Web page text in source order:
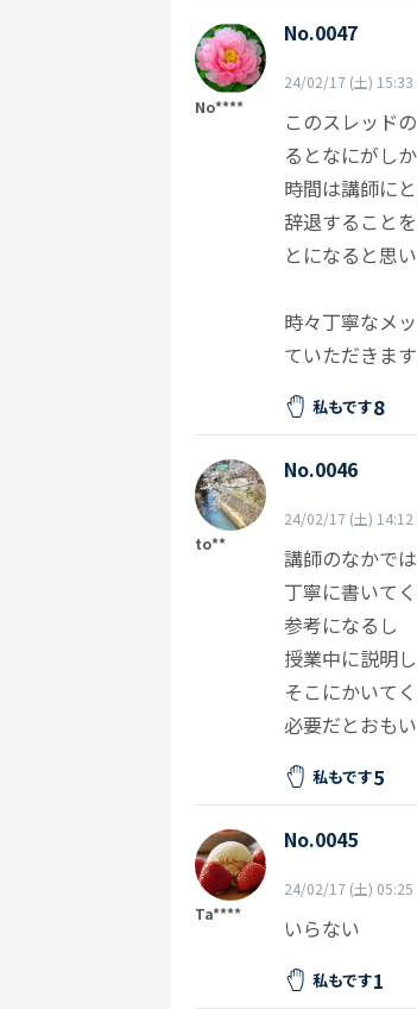
No****
No.0047
24/02/17 (土) 15:33
このスレッド
るとなにがし
時間は講師に
辞退すること
とになると思
時々丁寧なメ
ていただきま
私もです8
to**
No.0046
24/02/17 (土) 14:12
講師のなかで
丁寧に書いて
参考になるし
授業中に説明
そこにかいて
必要だとおも
私もです5
Ta****
No.0045
24/02/17 (土) 05:25
いらない
私もです1